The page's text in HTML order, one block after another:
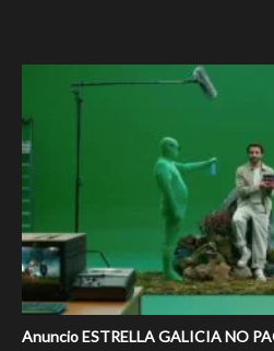
Anuncio ESTRELLA GALICIA NO